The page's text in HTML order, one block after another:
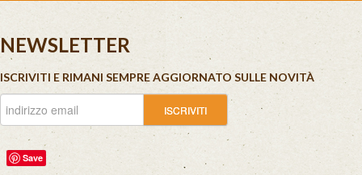
NEWSLETTER
ISCRIVITI E RIMANI SEMPRE AGGIORNATO SULLE NOVITÀ
Save